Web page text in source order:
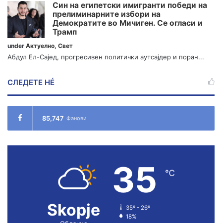
Син на египетски имигранти победи на
прелиминарните избори на
Демократите во Мичиген. Се огласи и
Трамп
under Актуелно, Свет
Абдул Ел-Сајед, прогресивен политички аутсајдер и поран...
СЛЕДЕТЕ НÉ
85,747 Фанови
Skopje
35 ℃
35º - 26º
18%